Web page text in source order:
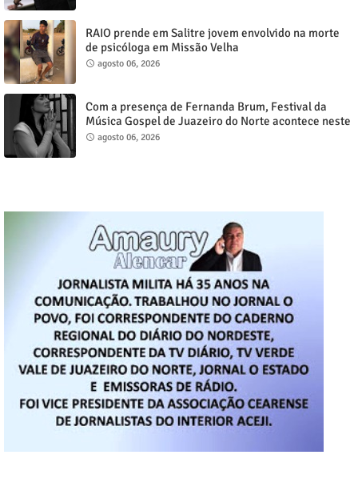
RAIO prende em Salitre jovem envolvido na morte
de psicóloga em Missão Velha
agosto 06, 2026
Com a presença de Fernanda Brum, Festival da
Música Gospel de Juazeiro do Norte acontece neste
sábado, 8
agosto 06, 2026